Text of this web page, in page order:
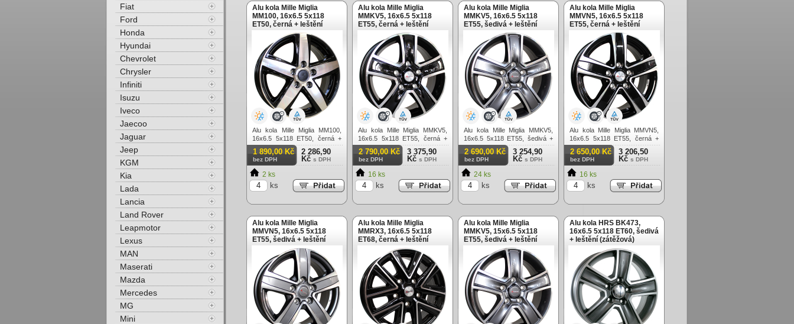
Alu kola Mille Miglia
MM100, 16x6.5 5x118
ET50, černá + leštění
Alu kola Mille Miglia MM100,
16x6.5 5x118 ET50, černá +
leštění (zátěžová)
1 890,00 Kč
bez DPH
2 286,90
Kč s DPH
2 ks
ks
Alu kola Mille Miglia
MMKV5, 16x6.5 5x118
ET55, černá + leštění
Alu kola Mille Miglia MMKV5,
16x6.5 5x118 ET55, černá +
leštění (zátěžová)
2 790,00 Kč
bez DPH
3 375,90
Kč s DPH
16 ks
ks
Alu kola Mille Miglia
MMKV5, 16x6.5 5x118
ET55, šedivá + leštění
Alu kola Mille Miglia MMKV5,
16x6.5 5x118 ET55, šedivá +
leštění (zátěžová)
2 690,00 Kč
bez DPH
3 254,90
Kč s DPH
24 ks
ks
Alu kola Mille Miglia
MMVN5, 16x6.5 5x118
ET55, černá + leštění
Alu kola Mille Miglia MMVN5,
16x6.5 5x118 ET55, černá +
leštění (zátěžová)
2 650,00 Kč
bez DPH
3 206,50
Kč s DPH
16 ks
ks
Alu kola Mille Miglia
MMVN5, 16x6.5 5x118
ET55, šedivá + leštění
Alu kola Mille Miglia
MMRX3, 16x6.5 5x118
ET68, černá + leštění
Alu kola Mille Miglia
MMKV5, 15x6.5 5x118
ET55, šedivá + leštění
Alu kola HRS BK473,
16x6.5 5x118 ET60, šedivá
+ leštění (zátěžová)
Fiat
Ford
Honda
Hyundai
Chevrolet
Chrysler
Infiniti
Isuzu
Iveco
Jaecoo
Jaguar
Jeep
KGM
Kia
Lada
Lancia
Land Rover
Leapmotor
Lexus
MAN
Maserati
Mazda
Mercedes
MG
Mini